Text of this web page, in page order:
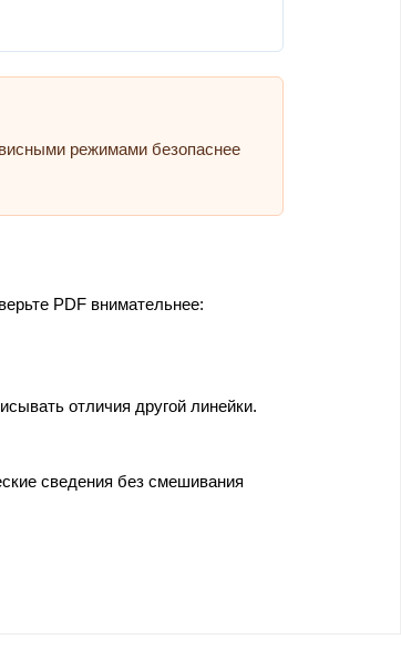
режимами безопаснее
PDF внимательнее:
отличия другой линейки.
сведения без смешивания